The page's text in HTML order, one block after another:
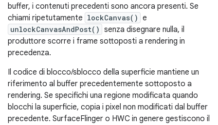
buffer, i contenuti precedenti sono ancora presenti. Se
chiami ripetutamente lockCanvas() e
unlockCanvasAndPost() senza disegnare nulla, il
produttore scorre i frame sottoposti a rendering in
precedenza.
Il codice di blocco/sblocco della superficie mantiene un
riferimento al buffer precedentemente sottoposto a
rendering. Se specifichi una regione modificata quando
blocchi la superficie, copia i pixel non modificati dal buffer
precedente. SurfaceFlinger o HWC in genere gestiscono il